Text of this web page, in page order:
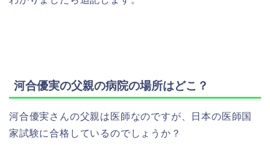
河合優実の父親の病院の場所はどこ？
河合優実さんの父親は医師なのですが、日本の医師国
家試験に合格しているのでしょうか？